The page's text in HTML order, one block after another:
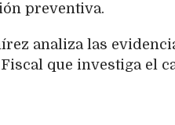
preventiva.
analiza las
que investiga el